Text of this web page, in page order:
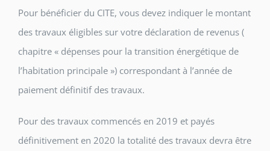
Pour bénéficier du CITE, vous devez indiquer le montant
des travaux éligibles sur votre déclaration de revenus (
chapitre « dépenses pour la transition énergétique de
l’habitation principale ») correspondant à l’année de
paiement définitif des travaux.
Pour des travaux commencés en 2019 et payés
définitivement en 2020 la totalité des travaux devra être